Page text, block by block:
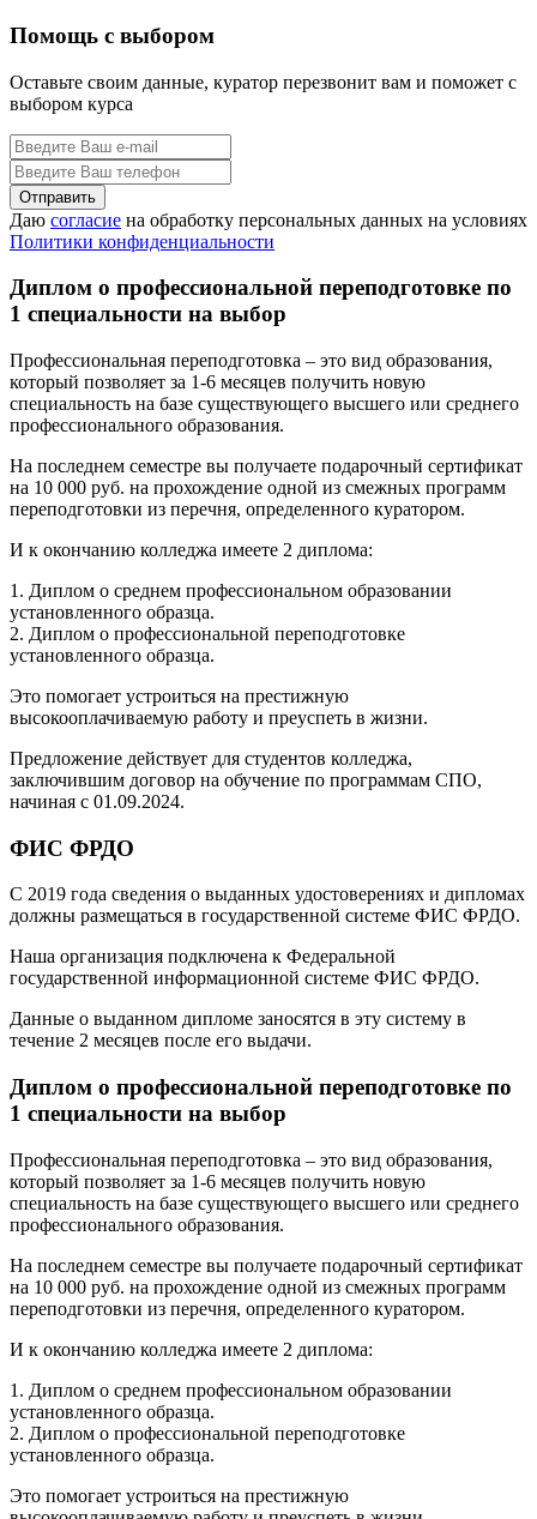
Помощь с выбором
Оставьте своим данные, куратор перезвонит вам и поможет с
выбором курса
Даю согласие на обработку персональных данных на условиях
Политики конфиденциальности
Диплом о профессиональной переподготовке по
1 специальности на выбор
Профессиональная переподготовка – это вид образования,
который позволяет за 1-6 месяцев получить новую
специальность на базе существующего высшего или среднего
профессионального образования.
На последнем семестре вы получаете подарочный сертификат
на 10 000 руб. на прохождение одной из смежных программ
переподготовки из перечня, определенного куратором.
И к окончанию колледжа имеете 2 диплома:
1. Диплом о среднем профессиональном образовании
установленного образца.
2. Диплом о профессиональной переподготовке
установленного образца.
Это помогает устроиться на престижную
высокооплачиваемую работу и преуспеть в жизни.
Предложение действует для студентов колледжа,
заключившим договор на обучение по программам СПО,
начиная с 01.09.2024.
ФИС ФРДО
С 2019 года сведения о выданных удостоверениях и дипломах
должны размещаться в государственной системе ФИС ФРДО.
Наша организация подключена к Федеральной
государственной информационной системе ФИС ФРДО.
Данные о выданном дипломе заносятся в эту систему в
течение 2 месяцев после его выдачи.
Диплом о профессиональной переподготовке по
1 специальности на выбор
Профессиональная переподготовка – это вид образования,
который позволяет за 1-6 месяцев получить новую
специальность на базе существующего высшего или среднего
профессионального образования.
На последнем семестре вы получаете подарочный сертификат
на 10 000 руб. на прохождение одной из смежных программ
переподготовки из перечня, определенного куратором.
И к окончанию колледжа имеете 2 диплома:
1. Диплом о среднем профессиональном образовании
установленного образца.
2. Диплом о профессиональной переподготовке
установленного образца.
Это помогает устроиться на престижную